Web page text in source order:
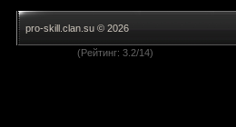
pro-skill.clan.su © 2026
(Рейтинг: 3.2/14)